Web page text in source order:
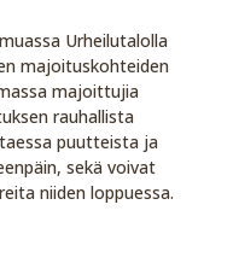
Urheilutalolla
majoituskohteiden
majoittujia
rauhallista
puutteista ja
sekä voivat
niiden loppuessa.